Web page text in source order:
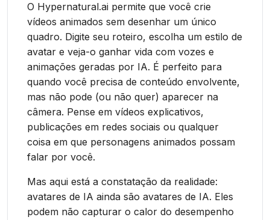
O Hypernatural.ai permite que você crie
vídeos animados sem desenhar um único
quadro. Digite seu roteiro, escolha um estilo de
avatar e veja-o ganhar vida com vozes e
animações geradas por IA. É perfeito para
quando você precisa de conteúdo envolvente,
mas não pode (ou não quer) aparecer na
câmera. Pense em vídeos explicativos,
publicações em redes sociais ou qualquer
coisa em que personagens animados possam
falar por você.
Mas aqui está a constatação da realidade:
avatares de IA ainda são avatares de IA. Eles
podem não capturar o calor do desempenho